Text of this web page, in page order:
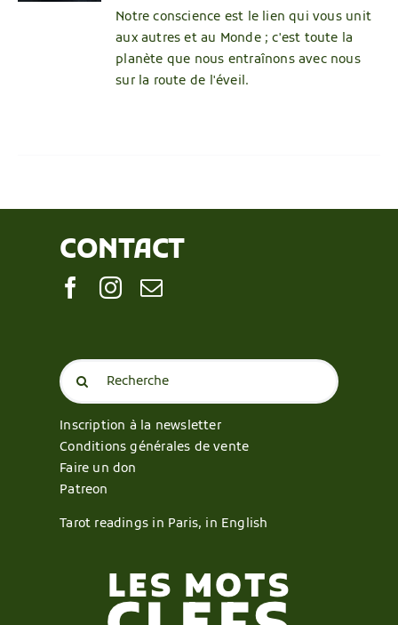
Notre conscience est le lien qui vous unit
aux autres et au Monde ; c'est toute la
planète que nous entraînons avec nous
sur la route de l'éveil.
CONTACT
Search
for:
Inscription à la newsletter
Conditions générales de vente
Faire un don
Patreon
Tarot readings in Paris, in English